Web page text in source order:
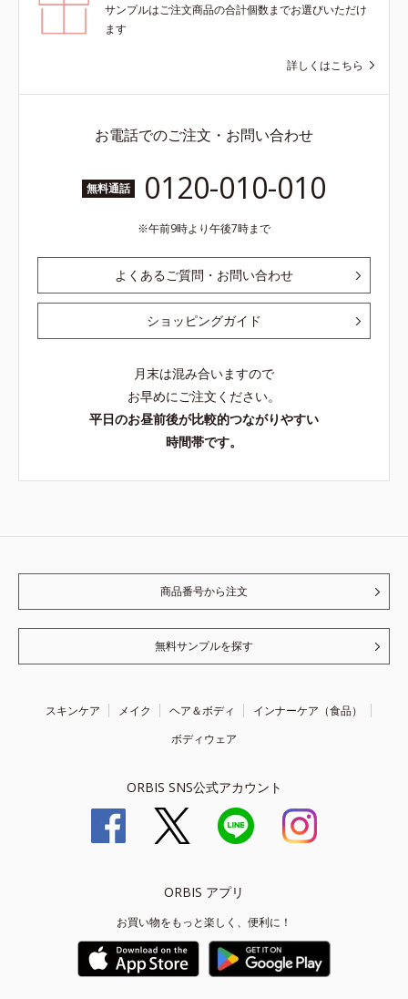
サンプルはご注文商品の合計個数までお選びいただけ
ます
詳しくはこちら
お電話でのご注文・お問い合わせ
無料通話 0120-010-010
午前9時より午後7時まで
よくあるご質問・お問い合わせ
ショッピングガイド
月末は混み合いますので
お早めにご注文ください。
平日のお昼前後が比較的つながりやすい
時間帯です。
商品番号から注文
無料サンプルを探す
スキンケア メイク ヘア＆ボディ
インナーケア（食品）
ボディウェア
ORBIS SNS公式アカウント
ORBIS アプリ
お買い物をもっと楽しく、便利に！